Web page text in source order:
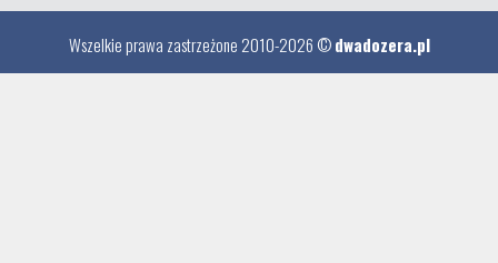
Wszelkie prawa zastrzeżone 2010-2026 ©dwadozera.pl